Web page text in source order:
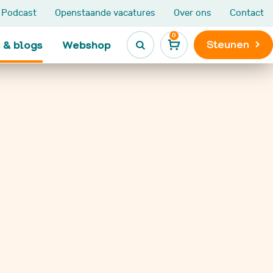
Podcast Openstaande vacatures Over ons Contact
blogs Webshop 
0
Steunen